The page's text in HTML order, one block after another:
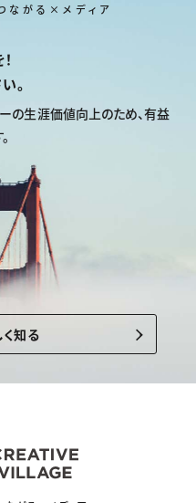
ながる×メディア
。
の生涯価値向上のため、有益
知る